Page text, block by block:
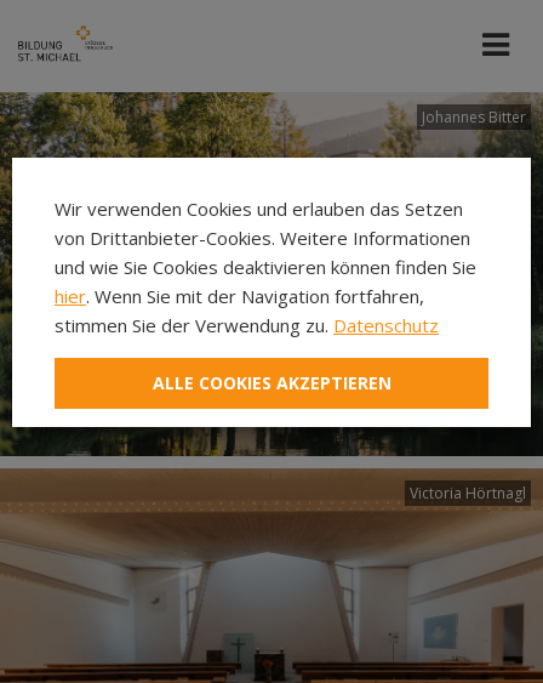
Johannes Bitter
Victoria Hörtnagl
Wir verwenden Cookies und erlauben das Setzen
von Drittanbieter-Cookies. Weitere Informationen
und wie Sie Cookies deaktivieren können finden Sie
hier. Wenn Sie mit der Navigation fortfahren,
stimmen Sie der Verwendung zu. Datenschutz
ALLE COOKIES AKZEPTIEREN